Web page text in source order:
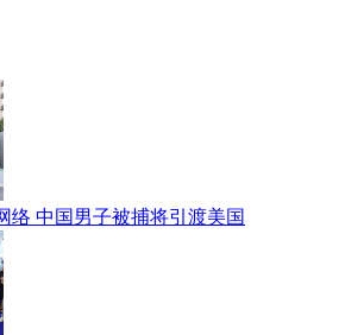
络 中国男子被捕将引渡美国